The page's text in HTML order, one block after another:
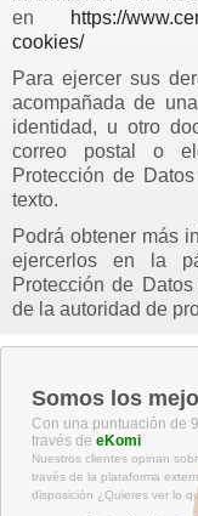
en
https://
cookies/
Para ejercer sus
acompañada de
identidad, u otro
correo postal o
Protección de
texto.
Podrá obtener más
ejercerlos en la
Protección de Datos
de la autoridad de
Somos los
Con una puntuación de
través de eKomi
Nuestros clientes opinan
través de la plataforma
disposición ¿Quieres ver lo